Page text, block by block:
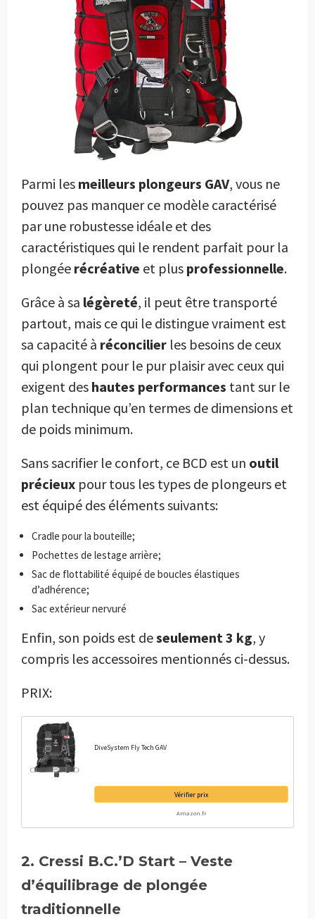
Parmi les meilleurs plongeurs GAV, vous ne
pouvez pas manquer ce modèle caractérisé
par une robustesse idéale et des
caractéristiques qui le rendent parfait pour la
plongée récréative et plus professionnelle.
Grâce à sa légèreté, il peut être transporté
partout, mais ce qui le distingue vraiment est
sa capacité à réconcilier les besoins de ceux
qui plongent pour le pur plaisir avec ceux qui
exigent des hautes performances tant sur le
plan technique qu’en termes de dimensions et
de poids minimum.
Sans sacrifier le confort, ce BCD est un outil
précieux pour tous les types de plongeurs et
est équipé des éléments suivants:
Cradle pour la bouteille;
Pochettes de lestage arrière;
Sac de flottabilité équipé de boucles élastiques
d’adhérence;
Sac extérieur nervuré
Enfin, son poids est deseulement 3 kg, y
compris les accessoires mentionnés ci-dessus.
PRIX:
DiveSystem Fly Tech GAV
Vérifier prix
Amazon.fr
2. Cressi B.C.’D Start – Veste
d’équilibrage de plongée
traditionnelle